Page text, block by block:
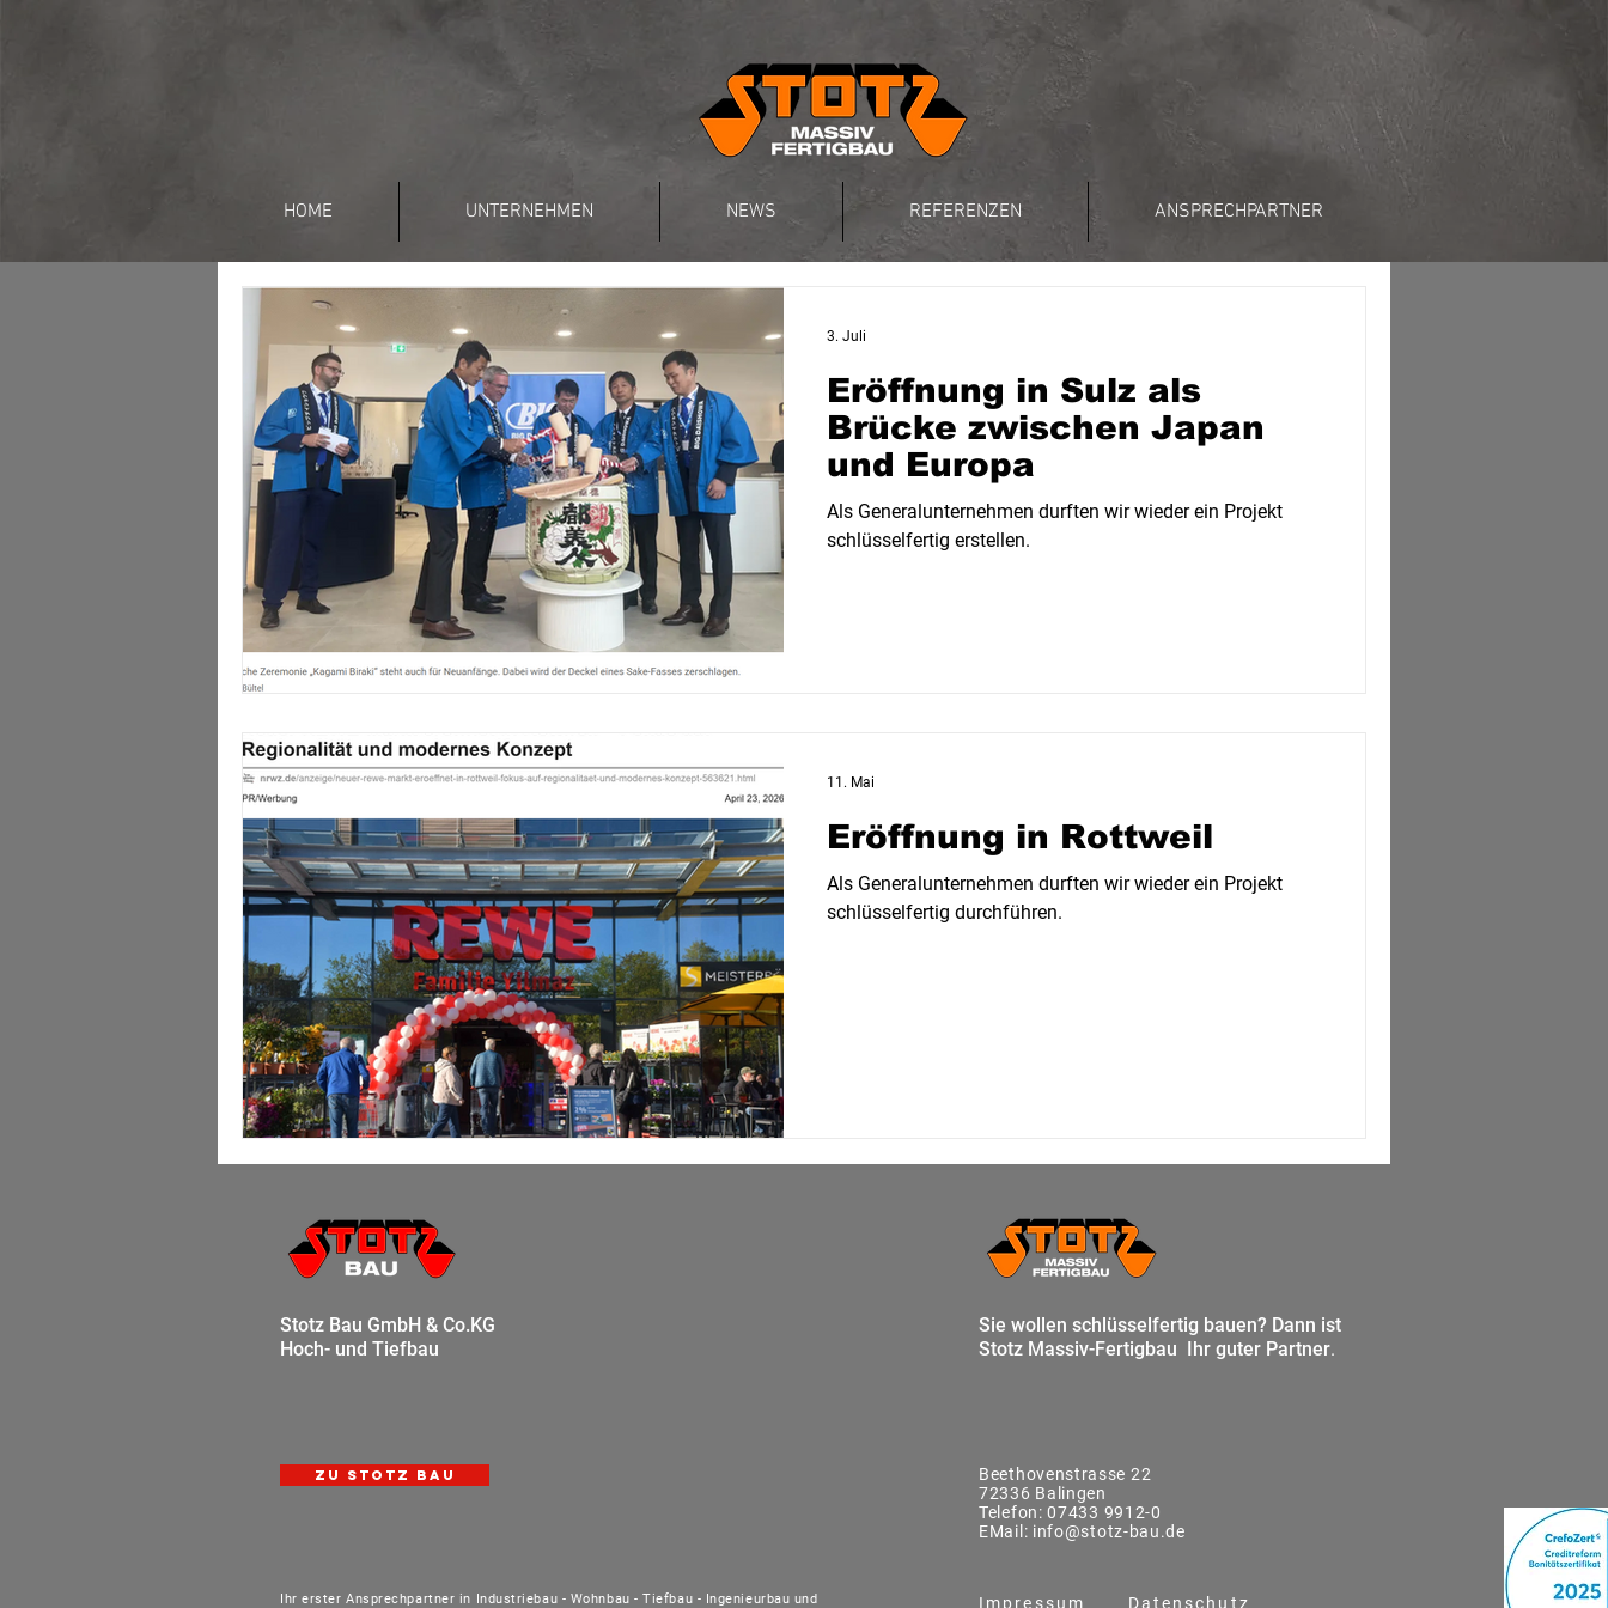
HOME UNTERNEHMEN NEWS REFERENZEN ANSPRECHPARTNER
Eröffnung in Sulz als
Brücke zwischen Japan
und Europa
Als Generalunternehmen durften wir wieder ein Projekt
schlüsselfertig erstellen.
3. Juli
Eröffnung in Rottweil
Als Generalunternehmen durften wir wieder ein Projekt
schlüsselfertig durchführen.
11. Mai
Stotz Bau GmbH & Co.KG
Hoch- und Tiefbau
zu STOTZ BAU
Ihr erster Ansprechpartner in Industriebau - Wohnbau - Tiefbau - Ingenieurbau und
Sie wollen schlüsselfertig bauen? Dann ist
Stotz Massiv-Fertigbau Ihr guter Partner.
Beethovenstrasse 22
72336 Balingen
Telefon:07433 9912-0
EMail: info@stotz-bau.de
Impressum Datenschutz